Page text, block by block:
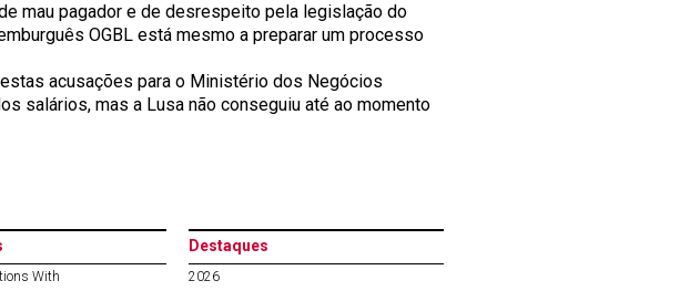
mau pagador e de desrespeito pela legislação do
OGBL está mesmo a preparar um processo
acusações para o Ministério dos Negócios
salários, mas a Lusa não conseguiu até ao momento
With
Destaques
2026